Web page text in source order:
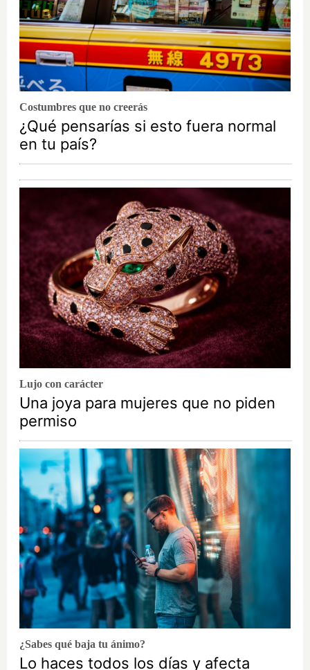
Costumbres que no creerás
¿Qué pensarías si esto fuera normal
en tu país?
Lujo con carácter
Una joya para mujeres que no piden
permiso
¿Sabes qué baja tu ánimo?
Lo haces todos los días y afecta